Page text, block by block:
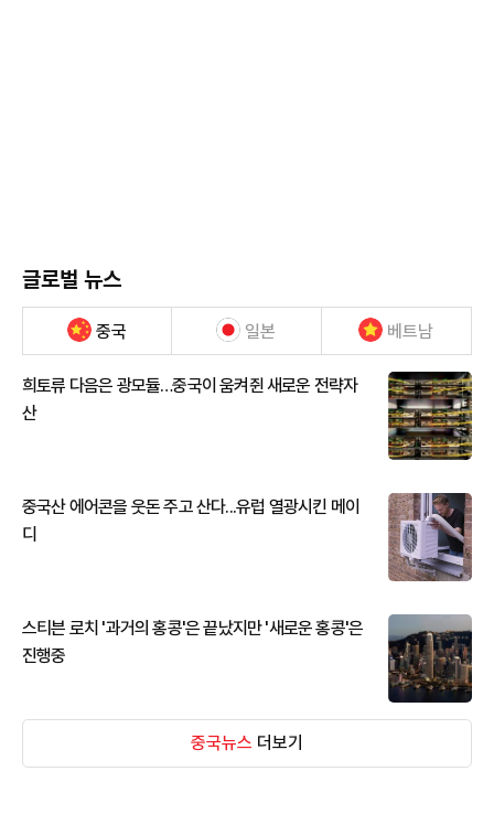
글로벌 뉴스
중국 일본 베트남
희토류 다음은 광모듈…중국이 움켜쥔 새로운 전략자
산
중국산 에어콘을 웃돈 주고 산다...유럽 열광시킨 메이
디
스티븐 로치 '과거의 홍콩'은 끝났지만 '새로운 홍콩'은
진행중
중국뉴스 더보기